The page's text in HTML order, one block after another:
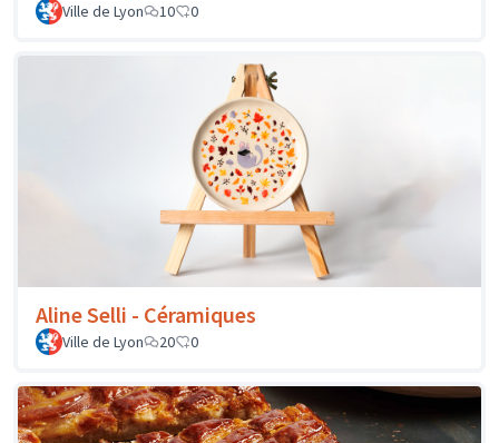
Ville de Lyon 10 0
Aline Selli - Céramiques
Ville de Lyon 20 0